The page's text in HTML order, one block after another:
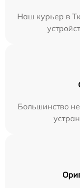
Наш курьер в
Большинство